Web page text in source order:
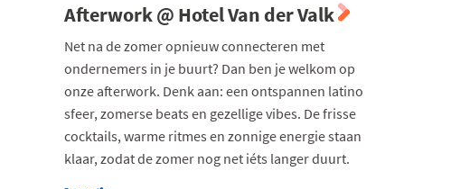
Afterwork @ Hotel Van der Valk
Net na de zomer opnieuw connecteren met
ondernemers in je buurt? Dan ben je welkom op
onze afterwork. Denk aan: een ontspannen latino
sfeer, zomerse beats en gezellige vibes. De frisse
cocktails, warme ritmes en zonnige energie staan
klaar, zodat de zomer nog net iéts langer duurt.